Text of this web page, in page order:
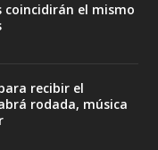
coincidirán el mismo
recibir el
rodada, música